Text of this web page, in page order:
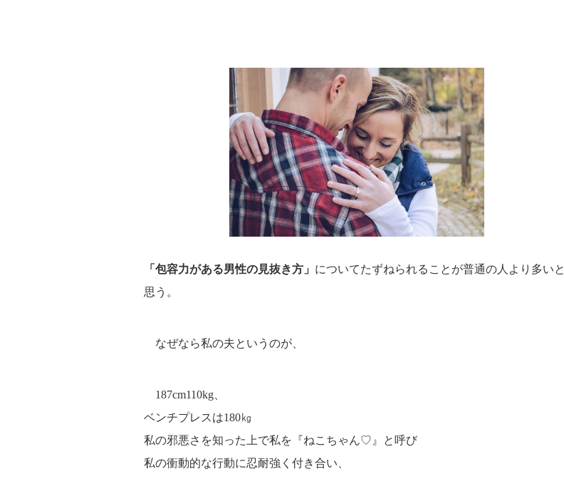
「包容力がある男性の見抜き方」 についてたずねられることが普通の人より多いと
思う。
なぜなら私の夫というのが、
187cm110kg、
ベンチプレスは180㎏
私の邪悪さを知った上で私を『ねこちゃん♡』と呼び
私の衝動的な行動に忍耐強く付き合い、